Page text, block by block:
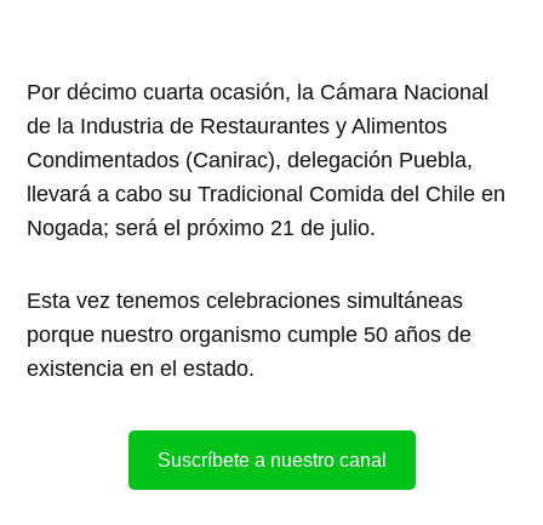
Por décimo cuarta ocasión, la Cámara Nacional
de la Industria de Restaurantes y Alimentos
Condimentados (Canirac), delegación Puebla,
llevará a cabo su Tradicional Comida del Chile en
Nogada; será el próximo 21 de julio.
Esta vez tenemos celebraciones simultáneas
porque nuestro organismo cumple 50 años de
existencia en el estado.
Suscríbete a nuestro canal